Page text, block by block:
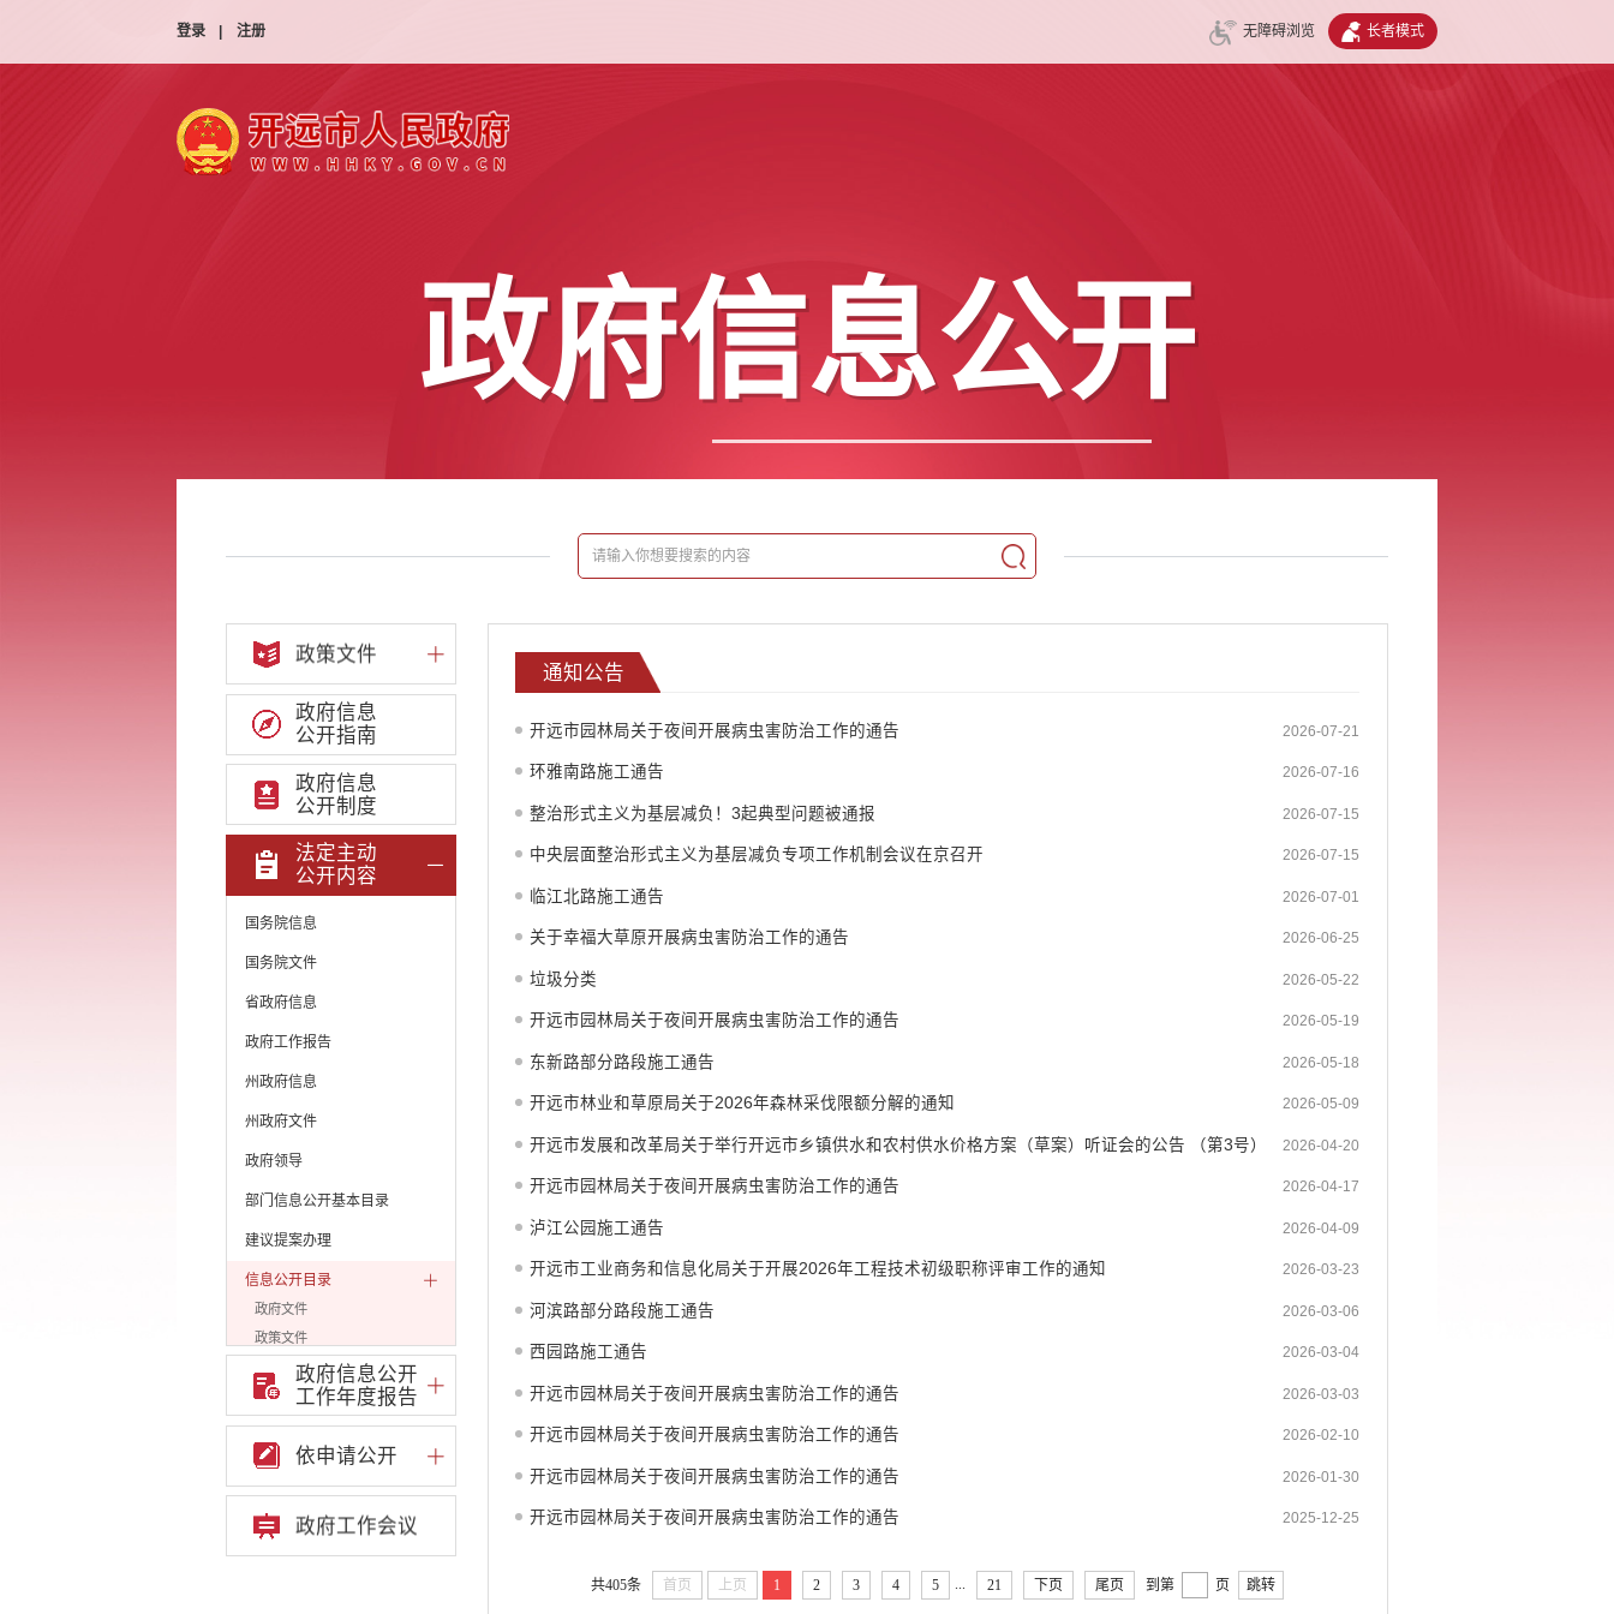
登录 注册 无障碍浏览 长者模式
政府信息公开
政策文件
政府信息
公开指南
政府信息
公开制度
法定主动
公开内容
国务院信息
国务院文件
省政府信息
政府工作报告
州政府信息
州政府文件
政府领导
部门信息公开基本目录
建议提案办理
信息公开目录
政府文件
政策文件
通知公告
人事信息
公示公告
审计公告
机构编制
统计信息
政府信息公开
工作年度报告
依申请公开
政府工作会议
通知公告
开远市园林局关于夜间开展病虫害防治工作的通告 2026-07-21
环雅南路施工通告 2026-07-16
整治形式主义为基层减负！3起典型问题被通报 2026-07-15
中央层面整治形式主义为基层减负专项工作机制会议在京召开 2026-07-15
临江北路施工通告 2026-07-01
关于幸福大草原开展病虫害防治工作的通告 2026-06-25
垃圾分类 2026-05-22
开远市园林局关于夜间开展病虫害防治工作的通告 2026-05-19
东新路部分路段施工通告 2026-05-18
开远市林业和草原局关于2026年森林采伐限额分解的通知 2026-05-09
开远市发展和改革局关于举行开远市乡镇供水和农村供水价格方案（草案）听证会的公告 （第3号） 2026-04-20
开远市园林局关于夜间开展病虫害防治工作的通告 2026-04-17
泸江公园施工通告 2026-04-09
开远市工业商务和信息化局关于开展2026年工程技术初级职称评审工作的通知 2026-03-23
河滨路部分路段施工通告 2026-03-06
西园路施工通告 2026-03-04
开远市园林局关于夜间开展病虫害防治工作的通告 2026-03-03
开远市园林局关于夜间开展病虫害防治工作的通告 2026-02-10
开远市园林局关于夜间开展病虫害防治工作的通告 2026-01-30
开远市园林局关于夜间开展病虫害防治工作的通告 2025-12-25
共405条 首页 上页 1 2 3 4 5 21 下页 尾页 到第 页 跳转